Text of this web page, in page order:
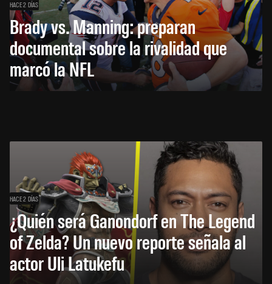
HACE 2 DÍAS
Brady vs. Manning: preparan
documental sobre la rivalidad que
marcó la NFL
HACE 2 DÍAS
¿Quién será Ganondorf en The Legend
of Zelda? Un nuevo reporte señala al
actor Uli Latukefu